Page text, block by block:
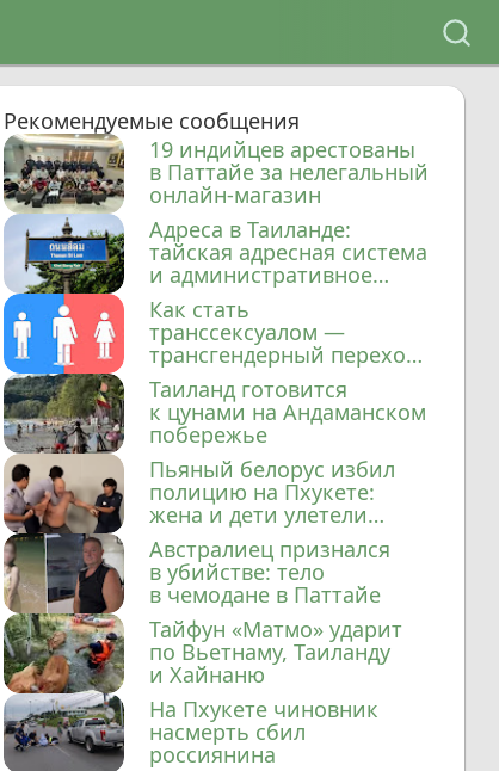
Рекомендуемые сообщения
19 индийцев арестованы
в Паттайе за нелегальный
онлайн-магазин
Адреса в Таиланде:
тайская адресная система
и административное
деление
Как стать
транссексуалом —
трансгендерный переход
в Таиланде
Таиланд готовится
к цунами на Андаманском
побережье
Пьяный белорус избил
полицию на Пхукете:
жена и дети улетели
домой
Австралиец признался
в убийстве: тело
в чемодане в Паттайе
Тайфун «Матмо» ударит
по Вьетнаму, Таиланду
и Хайнаню
На Пхукете чиновник
насмерть сбил
россиянина